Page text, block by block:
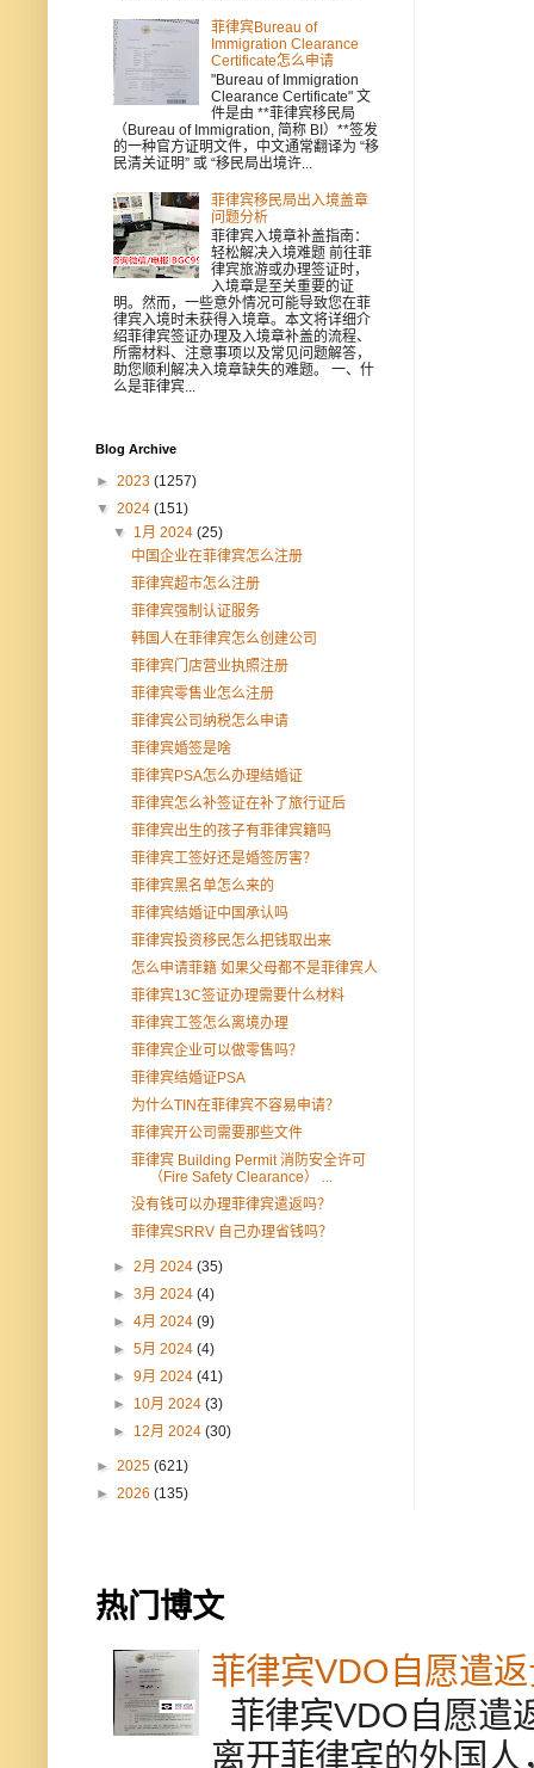
菲律宾Bureau of
Immigration Clearance
Certificate怎么申请
"Bureau of Immigration
Clearance Certificate" 文
件是由 **菲律宾移民局
（Bureau of Immigration, 简称 BI）**签发
的一种官方证明文件，中文通常翻译为 “移
民清关证明” 或 “移民局出境许...
菲律宾移民局出入境盖章
问题分析
菲律宾入境章补盖指南：
轻松解决入境难题 前往菲
律宾旅游或办理签证时，
入境章是至关重要的证
明。然而，一些意外情况可能导致您在菲
律宾入境时未获得入境章。本文将详细介
绍菲律宾签证办理及入境章补盖的流程、
所需材料、注意事项以及常见问题解答，
助您顺利解决入境章缺失的难题。 一、什
么是菲律宾...
Blog Archive
► 2023 (1257)
▼ 2024 (151)
▼ 1月 2024(25)
中国企业在菲律宾怎么注册
菲律宾超市怎么注册
菲律宾强制认证服务
韩国人在菲律宾怎么创建公司
菲律宾门店营业执照注册
菲律宾零售业怎么注册
菲律宾公司纳税怎么申请
菲律宾婚签是啥
菲律宾PSA怎么办理结婚证
菲律宾怎么补签证在补了旅行证后
菲律宾出生的孩子有菲律宾籍吗
菲律宾工签好还是婚签厉害？
菲律宾黑名单怎么来的
菲律宾结婚证中国承认吗
菲律宾投资移民怎么把钱取出来
怎么申请菲籍 如果父母都不是菲律宾人
菲律宾13C签证办理需要什么材料
菲律宾工签怎么离境办理
菲律宾企业可以做零售吗？
菲律宾结婚证PSA
为什么TIN在菲律宾不容易申请？
菲律宾开公司需要那些文件
菲律宾 Building Permit 消防安全许可
（Fire Safety Clearance） ...
没有钱可以办理菲律宾遣返吗？
菲律宾SRRV 自己办理省钱吗？
►2月 2024(35)
►3月 2024(4)
►4月 2024(9)
►5月 2024(4)
►9月 2024(41)
► 10月 2024(3)
► 12月 2024(30)
► 2025 (621)
► 2026 (135)
热门博文
菲律宾VDO自愿遣
菲律宾VDO自愿遣
离开菲律宾的外国